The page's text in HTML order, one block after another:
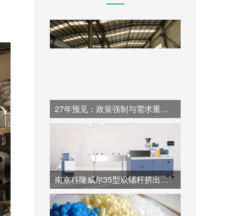
27年预见：政策强制与需求重构下，一台高性价比同向双螺杆挤出机如何开启塑料造粒的循环新纪元
南京科隆威尔35型双螺杆挤出机：60:1.帮助全降解材料高价值造粒的专业超长径比解决方案。